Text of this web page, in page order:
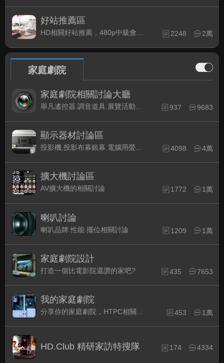
好站推薦區
HD相關好站推薦，480p中級會員以上限定 2248 2萬
家庭劇院
家庭劇院相關討論大廳
937 9683
顯示器材討論區
4098 4萬
擴大機討論區
AV擴大機的相關討論 1772 1萬
喇叭討論
喇叭品牌.性能.擺位相關討論 1209 1萬
家庭劇院設計
打造一個比電影院還讚的家吧? 435 7653
我的家庭劇院
453 1萬
HD.Club 精研家訪特搜隊 174 4334